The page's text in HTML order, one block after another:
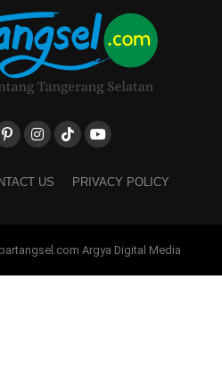
US PRIVACY POLICY
Argya Digital Media